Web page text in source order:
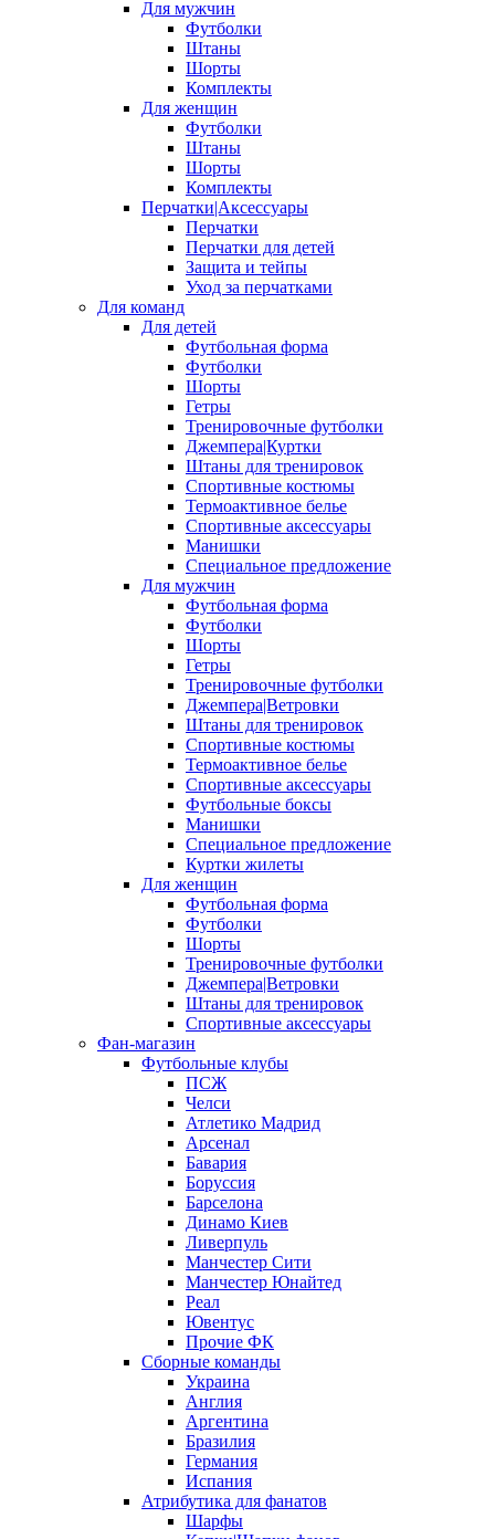
Для мужчин
Футболки
Штаны
Шорты
Комплекты
Для женщин
Футболки
Штаны
Шорты
Комплекты
Перчатки|Аксессуары
Перчатки
Перчатки для детей
Защита и тейпы
Уход за перчатками
Для команд
Для детей
Футбольная форма
Футболки
Шорты
Гетры
Тренировочные футболки
Джемпера|Куртки
Штаны для тренировок
Спортивные костюмы
Термоактивное белье
Спортивные аксессуары
Манишки
Специальное предложение
Для мужчин
Футбольная форма
Футболки
Шорты
Гетры
Тренировочные футболки
Джемпера|Ветровки
Штаны для тренировок
Спортивные костюмы
Термоактивное белье
Спортивные аксессуары
Футбольные боксы
Манишки
Специальное предложение
Куртки жилеты
Для женщин
Футбольная форма
Футболки
Шорты
Тренировочные футболки
Джемпера|Ветровки
Штаны для тренировок
Спортивные аксессуары
Фан-магазин
Футбольные клубы
ПСЖ
Челси
Атлетико Мадрид
Арсенал
Бавария
Боруссия
Барселона
Динамо Киев
Ливерпуль
Манчестер Сити
Манчестер Юнайтед
Реал
Ювентус
Прочие ФК
Сборные команды
Украина
Англия
Аргентина
Бразилия
Германия
Испания
Атрибутика для фанатов
Шарфы